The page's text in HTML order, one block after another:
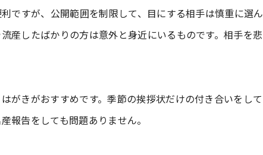
ですが、公開範囲を制限して、目にする相手は慎重に選ん
産したばかりの方は意外と身近にいるものです。相手を悲
がきがおすすめです。季節の挨拶状だけの付き合いをして
報告をしても問題ありません。